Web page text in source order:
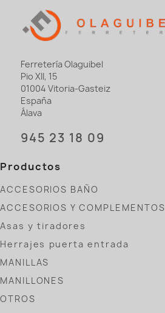
Ferretería Olaguibel
Pio XII, 15
01004 Vitoria-Gasteiz
España
Álava
945 23 18 09
Productos
ACCESORIOS BAÑO
ACCESORIOS Y COMPLEMENTOS
Asas y tiradores
Herrajes puerta entrada
MANILLAS
MANILLONES
OTROS